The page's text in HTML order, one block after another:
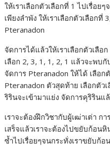
ให้เราเลือกตัวเลือกที่ 1 ไปเรื่อ
เพียงลำพัง ให้เราเลือกตัวเลือกที่
Pteranadon
จัดการได้แล้วให้เราเลือกตัวเลือ
เลือก 2, 3, 1, 1, 2, 1 แล้วจะพบ
จัดการ Pteranadon ให้ได้ เลือก
Pteranadon ตัวสุดท้าย เลือกตัว
ริรินจะเข้ามาแย่ง จัดการคุริรินแ
เราจะต้องฝึกวิชากับผู้เฒ่าเต่า
เสร็จแล้วเราจะต้องไปขยับก้อน
ซ้ำไปเรื่อยๆจนกระทั่งเราขยับก้